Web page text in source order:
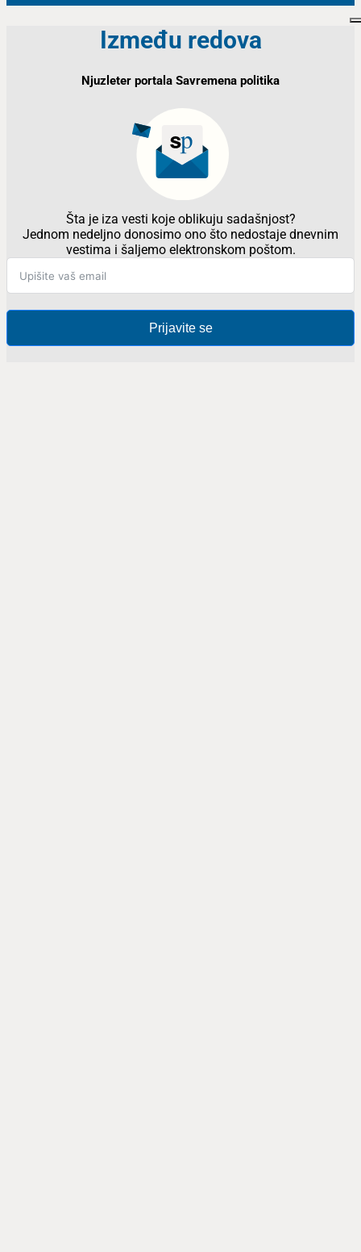
Između redova
Njuzleter portala Savremena politika
Šta je iza vesti koje oblikuju sadašnjost?
Jednom nedeljno donosimo ono što nedostaje dnevnim
vestima i šaljemo elektronskom poštom.
Prijavite se